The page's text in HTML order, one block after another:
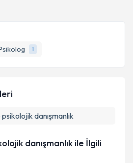
1
işlenmesine ilişkin
kabul ediyorum.
Talebini Gönder
danışmanlık
danışmanlık ile İlgili